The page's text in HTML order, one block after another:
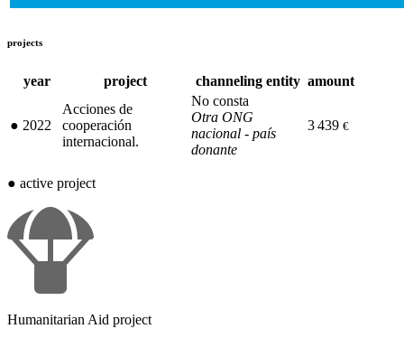
projects
year project channeling entity amount
● 2022
Acciones de
cooperación
internacional.
No consta
Otra ONG
nacional - país
donante
3 439 €
● active project
Humanitarian Aid project